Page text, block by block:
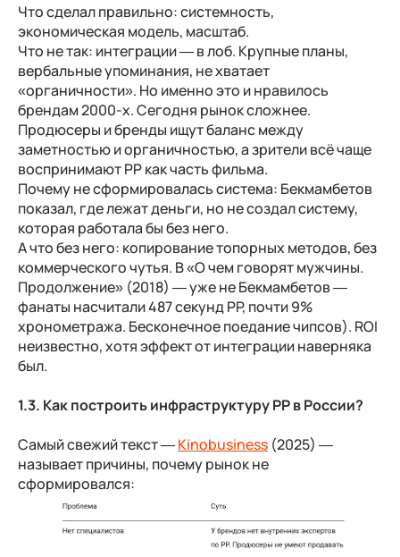
Что сделал правильно: системность,
экономическая модель, масштаб.
Что не так: интеграции — в лоб. Крупные планы,
вербальные упоминания, не хватает
«органичности». Но именно это и нравилось
брендам 2000-х. Сегодня рынок сложнее.
Продюсеры и бренды ищут баланс между
заметностью и органичностью, а зрители всё чаще
воспринимают РР как часть фильма.
Почему не сформировалась система: Бекмамбетов
показал, где лежат деньги, но не создал систему,
которая работала бы без него.
А что без него: копирование топорных методов, без
коммерческого чутья. В «О чем говорят мужчины.
Продолжение» (2018) — уже не Бекмамбетов —
фанаты насчитали 487 секунд PP, почти 9%
хронометража. Бесконечное поедание чипсов). ROI
неизвестно, хотя эффект от интеграции наверняка
был.
1.3. Как построить инфраструктуру PP в России?
Самый свежий текст —Kinobusiness (2025) —
называет причины, почему рынок не
сформировался: